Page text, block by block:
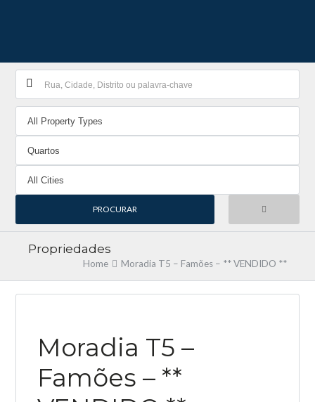
Propriedades
Home Moradia T5 – Famões – ** VENDIDO **
Moradia T5 –
Famões – **